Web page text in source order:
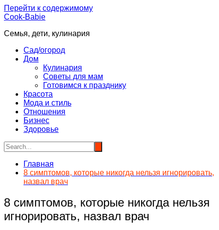
Перейти к содержимому
Cook-Babie
Семья, дети, кулинария
Сад/огород
Дом
Кулинария
Советы для мам
Готовимся к празднику
Красота
Мода и стиль
Отношения
Бизнес
Здоровье
Главная
8 симптомов, которые никогда нельзя игнорировать,
назвал врач
8 симптомов, которые никогда нельзя
игнорировать, назвал врач